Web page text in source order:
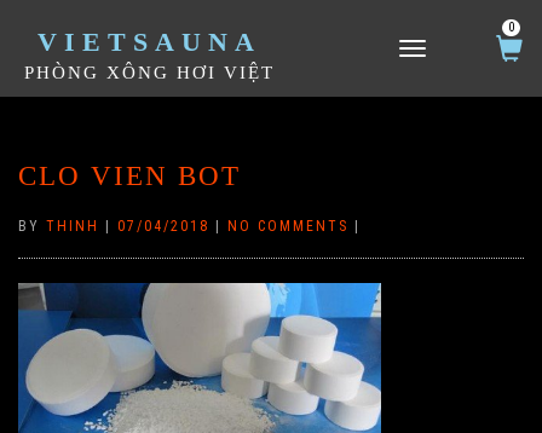
VIETSAUNA
PHÒNG XÔNG HƠI VIỆT
TOGGLE NAVIGATION
0
CLO VIEN BOT
BY THINH 07/04/2018 NO COMMENTS